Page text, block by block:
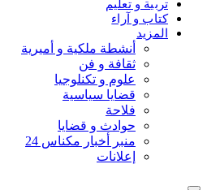
تربية و تعليم
كتاب و آراء
المزيد
أنشطة ملكية و أميرية
ثقافة و فن
علوم و تكنلوجيا
قضايا سياسية
فلاحة
حوادث و قضايا
منبر أخبار مكناس 24
إعلانات